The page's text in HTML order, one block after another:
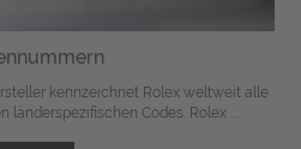
kennzeichnet Rolex weltweit alle
Codes. Rolex ...